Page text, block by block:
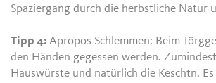
Spaziergang durch die herbstliche Natur
Tipp 4:Apropos Schlemmen: Beim
den Händen gegessen werden.
Hauswürste und natürlich die Keschtn.